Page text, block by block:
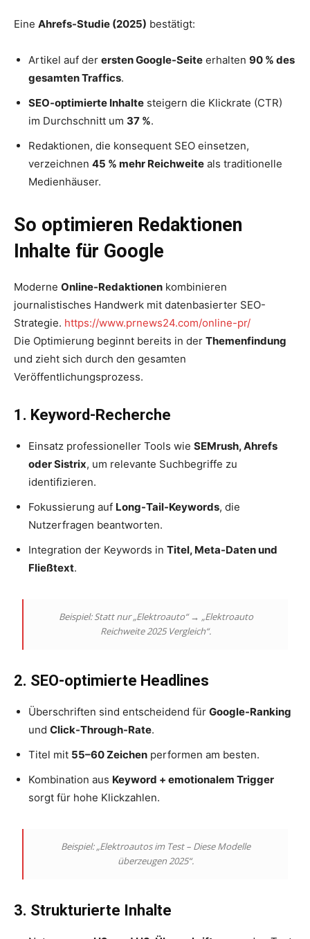
Eine Ahrefs-Studie (2025) bestätigt:
Artikel auf der ersten Google-Seite erhalten 90 % des
gesamten Traffics.
SEO-optimierte Inhalte steigern die Klickrate (CTR)
im Durchschnitt um 37 %.
Redaktionen, die konsequent SEO einsetzen,
verzeichnen 45 % mehr Reichweite als traditionelle
Medienhäuser.
So optimieren Redaktionen
Inhalte für Google
Moderne Online-Redaktionen kombinieren
journalistisches Handwerk mit datenbasierter SEO-
Strategie. https://www.prnews24.com/online-pr/
Die Optimierung beginnt bereits in der Themenfindung
und zieht sich durch den gesamten
Veröffentlichungsprozess.
1. Keyword-Recherche
Einsatz professioneller Tools wie SEMrush, Ahrefs
oder Sistrix, um relevante Suchbegriffe zu
identifizieren.
Fokussierung auf Long-Tail-Keywords, die
Nutzerfragen beantworten.
Integration der Keywords in Titel, Meta-Daten und
Fließtext.
Beispiel: Statt nur „Elektroauto“ → „Elektroauto
Reichweite 2025 Vergleich“.
2. SEO-optimierte Headlines
Überschriften sind entscheidend für Google-Ranking
und Click-Through-Rate.
Titel mit 55–60 Zeichen performen am besten.
Kombination aus Keyword + emotionalem Trigger
sorgt für hohe Klickzahlen.
Beispiel: „Elektroautos im Test – Diese Modelle
überzeugen 2025“.
3. Strukturierte Inhalte